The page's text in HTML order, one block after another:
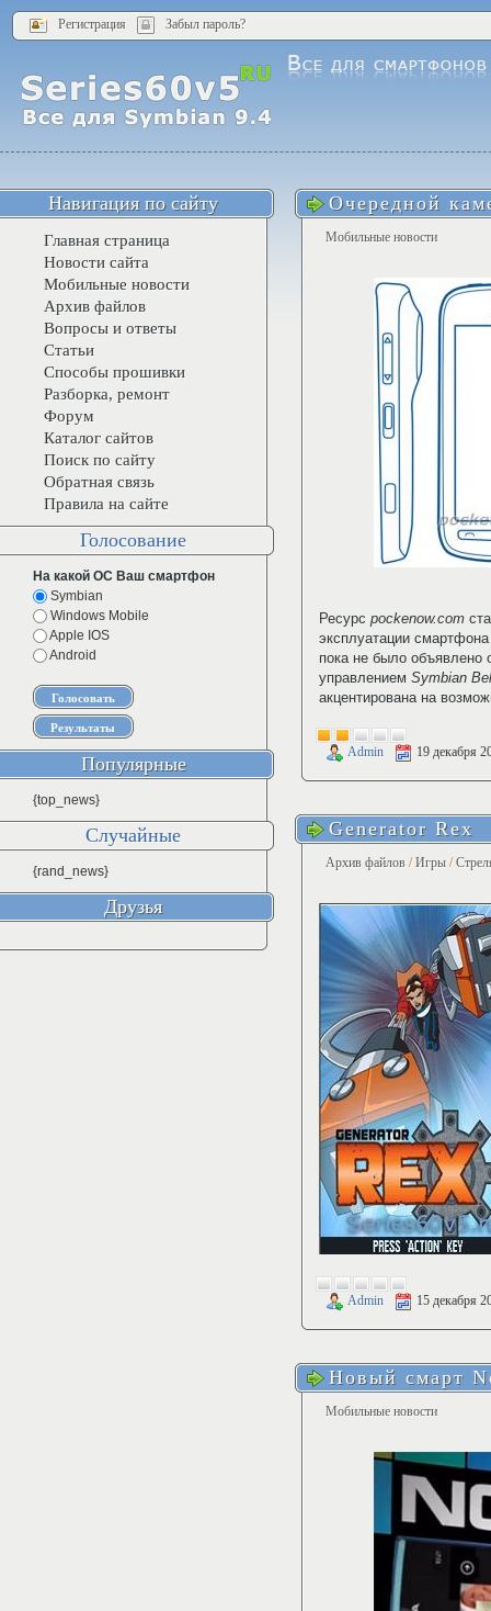
Регистрация Забыл пароль?
Очередной
Мобильные новости
Ресурс pockenow.com
эксплуатации смартфона
пока не было
управлением Symbian
акцентирована на
Admin 19 декабря
Generator Rex
Архив файлов /Игры /
Admin 15 декабря
Новый смарт
Мобильные новости
Навигация по сайту
Главная страница
Новости сайта
Мобильные новости
Архив файлов
Вопросы и ответы
Статьи
Способы прошивки
Разборка, ремонт
Форум
Каталог сайтов
Поиск по сайту
Обратная связь
Правила на сайте
Голосование
На какой ОС Ваш смартфон
Symbian
Windows Mobile
Apple IOS
Android
Популярные
{top_news}
Случайные
{rand_news}
Друзья